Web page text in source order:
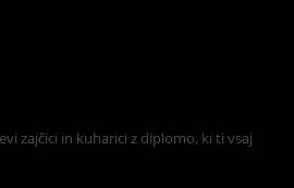
zajčici in kuharici z diplomo, ki ti vsaj